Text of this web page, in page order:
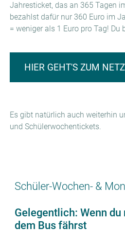
Jahresticket, das an 365 Tagen
bezahlst dafür nur 360 Euro im
= weniger als 1 Euro pro Tag! Du
HIER GEHT'S ZUM
Es gibt natürlich auch weiterhin
und Schülerwochentickets.
Schüler-Wochen- &
Gelegentlich: Wenn
dem Bus fährst